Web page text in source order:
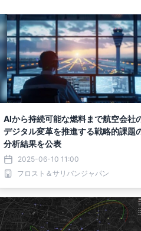
AIから持続可能な燃料まで航空会社
デジタル変革を推進する戦略的課題
分析結果を公表
2025-06-10 11:00
フロスト＆サリバンジャパン